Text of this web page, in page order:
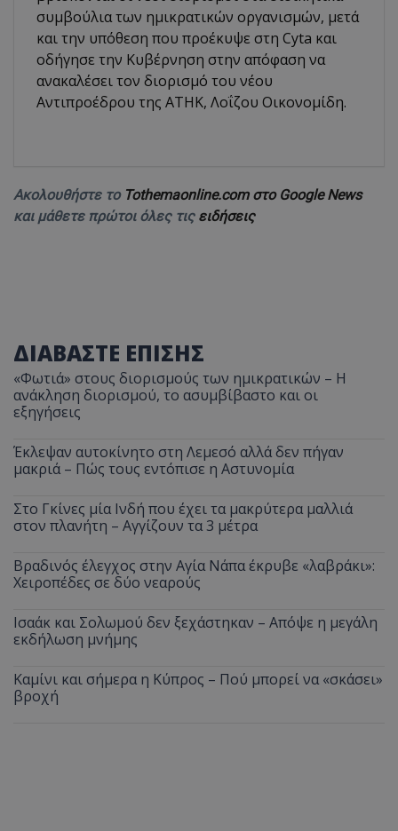
συμβούλια των ημικρατικών οργανισμών, μετά
και την υπόθεση που προέκυψε στη Cyta και
οδήγησε την Κυβέρνηση στην απόφαση να
ανακαλέσει τον διορισμό του νέου
Αντιπροέδρου της ΑΤΗΚ, Λοΐζου Οικονομίδη.
Ακολουθήστε το Tothemaonline.com στο Google News
και μάθετε πρώτοι όλες τις ειδήσεις
ΔΙΑΒΑΣΤΕ ΕΠΙΣΗΣ
«Φωτιά» στους διορισμούς των ημικρατικών – Η
ανάκληση διορισμού, το ασυμβίβαστο και οι
εξηγήσεις
Έκλεψαν αυτοκίνητο στη Λεμεσό αλλά δεν πήγαν
μακριά – Πώς τους εντόπισε η Αστυνομία
Στο Γκίνες μία Ινδή που έχει τα μακρύτερα μαλλιά
στον πλανήτη – Αγγίζουν τα 3 μέτρα
Βραδινός έλεγχος στην Αγία Νάπα έκρυβε «λαβράκι»:
Χειροπέδες σε δύο νεαρούς
Ισαάκ και Σολωμού δεν ξεχάστηκαν – Απόψε η μεγάλη
εκδήλωση μνήμης
Καμίνι και σήμερα η Κύπρος – Πού μπορεί να «σκάσει»
βροχή